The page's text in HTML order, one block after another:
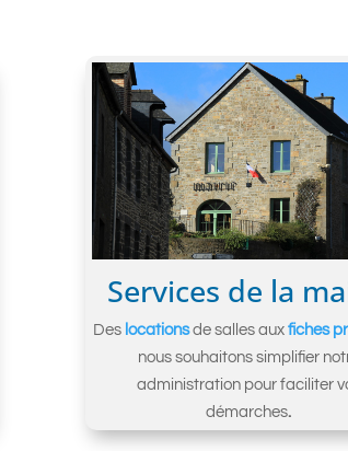
Services de la
Des locations de salles aux fiches
nous souhaitons simplifier
administration pour faciliter
démarches.